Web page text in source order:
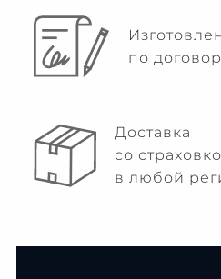
по
Доставка
со
в любой